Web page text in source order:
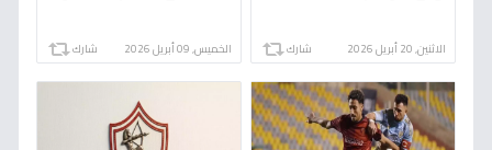
الاثنين, 20 أبريل 2026 شارك الخميس, 09 أبريل 2026 شارك